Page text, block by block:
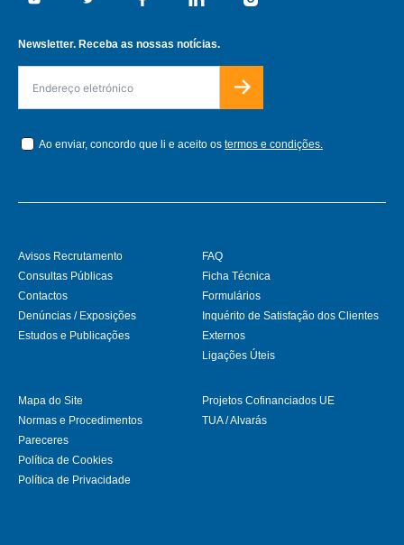
Youtube Twitter Facebook Linkedin Instagram
Newsletter. Receba as nossas notícias.
Ao enviar, concordo que li e aceito os termos e condições.
Avisos Recrutamento
Consultas Públicas
Contactos
Denúncias / Exposições
Estudos e Publicações
FAQ
Ficha Técnica
Formulários
Inquérito de Satisfação dos Clientes
Externos
Ligações Úteis
Mapa do Site
Normas e Procedimentos
Pareceres
Política de Cookies
Política de Privacidade
Projetos Cofinanciados UE
TUA / Alvarás